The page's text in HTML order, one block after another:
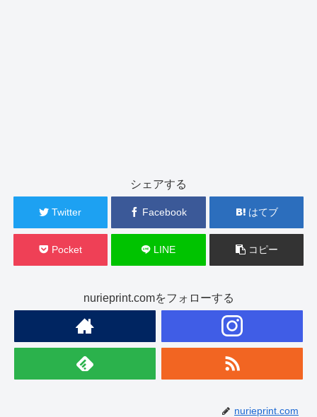
シェアする
Twitter Facebook はてブ
Pocket LINE コピー
nurieprint.comをフォローする
nurieprint.com